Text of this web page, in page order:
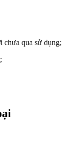
chưa qua sử dụng;